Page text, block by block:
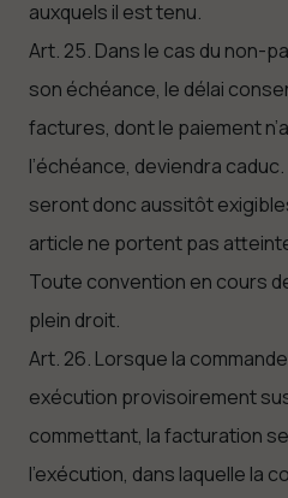
auxquels il est tenu.
Art. 25. Dans le cas du non-
son échéance, le délai
factures, dont le paiement
l’échéance, deviendra
seront donc aussitôt
article ne portent pas
Toute convention en cours
plein droit.
Art. 26. Lorsque la
exécution provisoirement
commettant, la facturation
l’exécution, dans laquelle la